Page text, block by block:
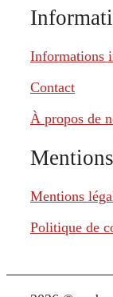
Informations
Contact
À propos de
Mentions
Politique de